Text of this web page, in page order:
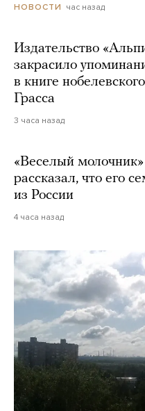
НОВОСТИ час назад
Издательство
закрасило
в книге
Грасса
3 часа назад
«Веселый
рассказал, что его
из России
4 часа назад